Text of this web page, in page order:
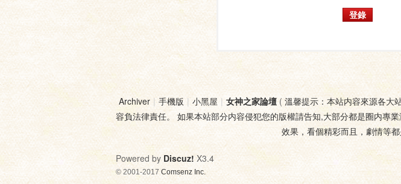
登錄
Archiver | 手機版 | 小黑屋 | 女神之家論壇( 溫馨提示：本站内容來源各大
容負法律責任。 如果本站部分内容侵犯您的版權請告知,大部分都是圈内專
效果，看個精彩而且，劇情等
Powered by Discuz! X3.4
© 2001-2017 Comsenz Inc.